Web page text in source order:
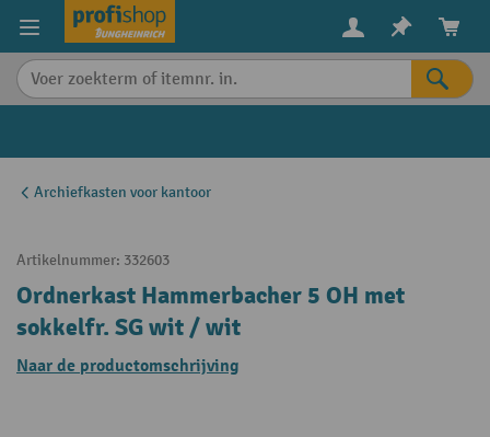
content
Archiefkasten voor kantoor
Artikelnummer: 332603
Ordnerkast Hammerbacher 5 OH met
sokkelfr. SG wit / wit
Naar de productomschrijving